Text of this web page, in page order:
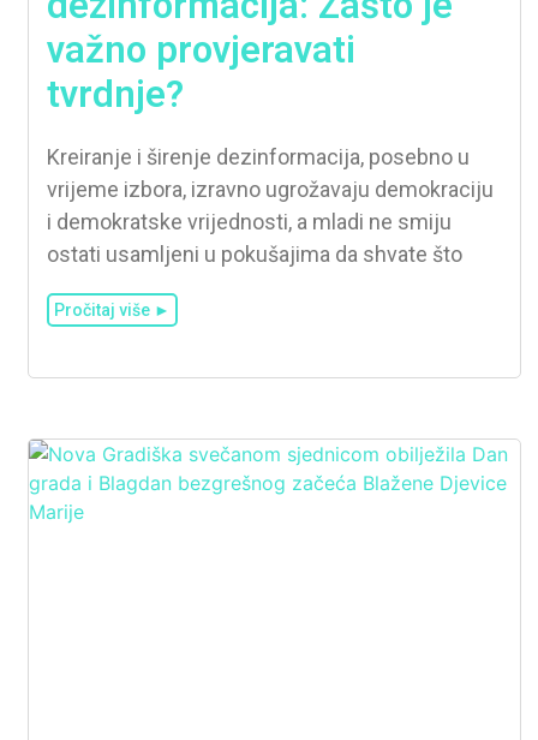
važno provjeravati
tvrdnje?
Kreiranje i širenje dezinformacija, posebno u
vrijeme izbora, izravno ugrožavaju demokraciju
i demokratske vrijednosti, a mladi ne smiju
ostati usamljeni u pokušajima da shvate što
Pročitaj više ►